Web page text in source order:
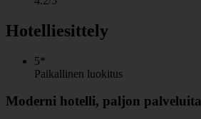
Hotelliesittely
5*
Paikallinen luokitus
Moderni hotelli, paljon palveluita